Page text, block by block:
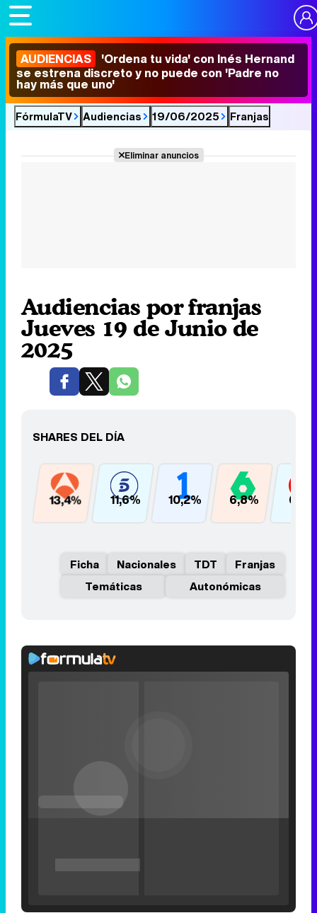
AUDIENCIAS 'Ordena tu vida' con Inés Hernand
se estrena discreto y no puede con 'Padre no
hay más que uno'
FórmulaTV Audiencias 19/06/2025 Franjas
Eliminar anuncios
Audiencias por franjas
Jueves 19 de Junio de
2025
SHARES DEL DÍA
13,4% 11,6% 10,2% 6,8%
Ficha Nacionales TDT
Franjas
Temáticas
Autonómicas